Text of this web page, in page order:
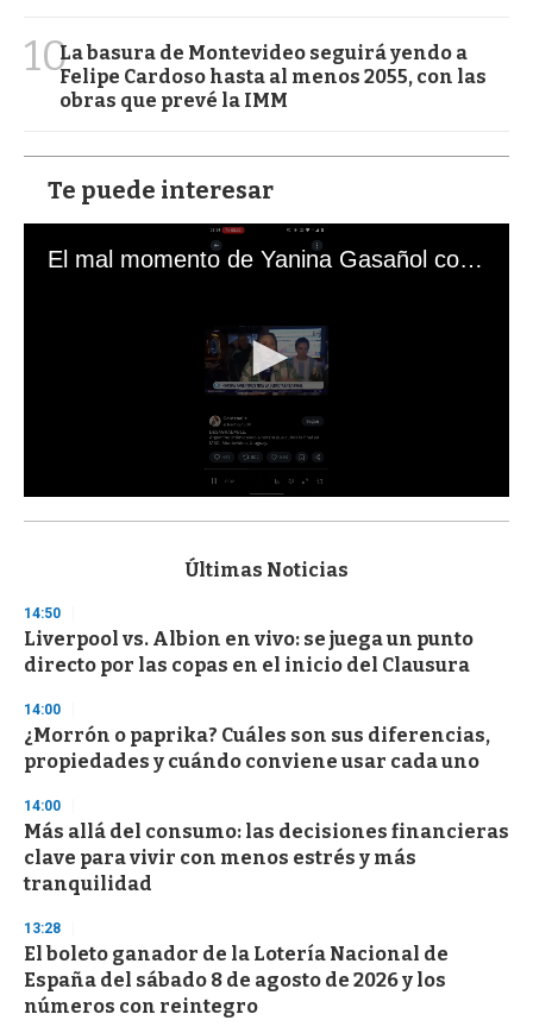
10La basura de Montevideo seguirá yendo a
Felipe Cardoso hasta al menos 2055, con las
obras que prevé la IMM
Te puede interesar
El mal momento de Yanina Gasañol con un hincha argentino en "Subrayado"
s
d
s
o
f
3
s
e
c
n
d
Últimas Noticias
14:50
Liverpool vs. Albion en vivo: se juega un punto
directo por las copas en el inicio del Clausura
14:00
¿Morrón o paprika? Cuáles son sus diferencias,
propiedades y cuándo conviene usar cada uno
14:00
Más allá del consumo: las decisiones financieras
clave para vivir con menos estrés y más
tranquilidad
13:28
El boleto ganador de la Lotería Nacional de
España del sábado 8 de agosto de 2026 y los
números con reintegro